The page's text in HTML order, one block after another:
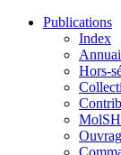
Publications
Index
Hors-